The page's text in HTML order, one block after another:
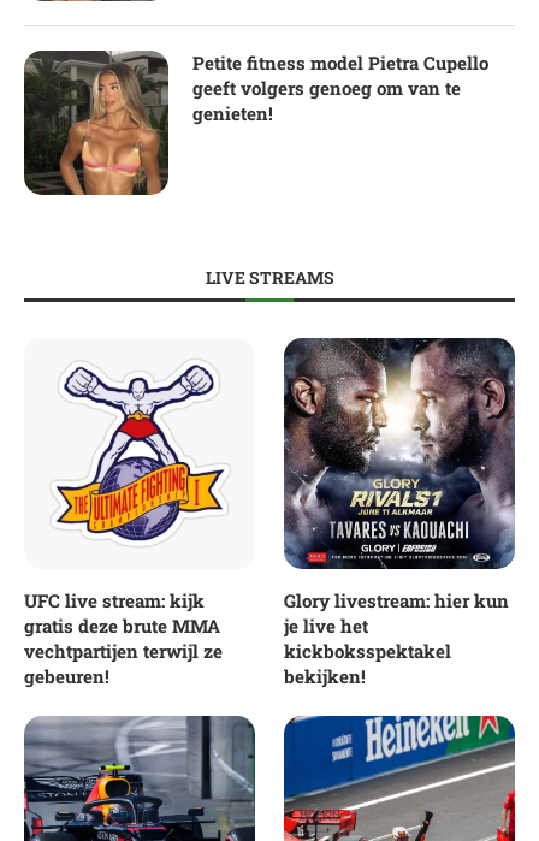
Petite fitness model Pietra Cupello
geeft volgers genoeg om van te
genieten!
LIVE STREAMS
UFC live stream: kijk
gratis deze brute MMA
vechtpartijen terwijl ze
gebeuren!
Glory livestream: hier kun
je live het
kickboksspektakel
bekijken!